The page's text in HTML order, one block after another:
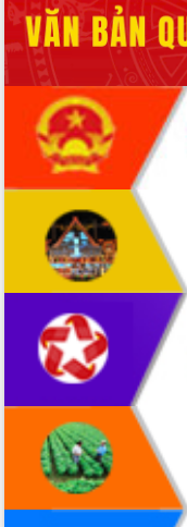
món ăn từ sầu riêng
Đắk Lắk công bố Quy hoạch
tiến đầu tư tỉnh
Ngành cá ngừ Đắk Lắk chủ
ứng để giữ vững thị trường
Diễn đàn Kinh tế tư nhân Việt
phá cơ chế - Hợp tác công tư
Đề án 06 tạo bước ngoặt đột
cải cách hành chính tỉnh Đắk
Kết nối tour, đẩy mạnh chuyển
để phát triển du lịch Đắk Lắk
Khởi động Dự án Đầu tư xây
tầng kỹ thuật Cụm công nghiệp
Gặp mặt các cơ quan báo chí
niệm 101 năm Ngày Báo chí
Đắk Lắk sơ kết 4 năm triển
hiện Đề án 06 của Chính phủ
Họp báo thông tin về Hội nghị
Quy hoạch và Xúc tiến đầu
Lắk